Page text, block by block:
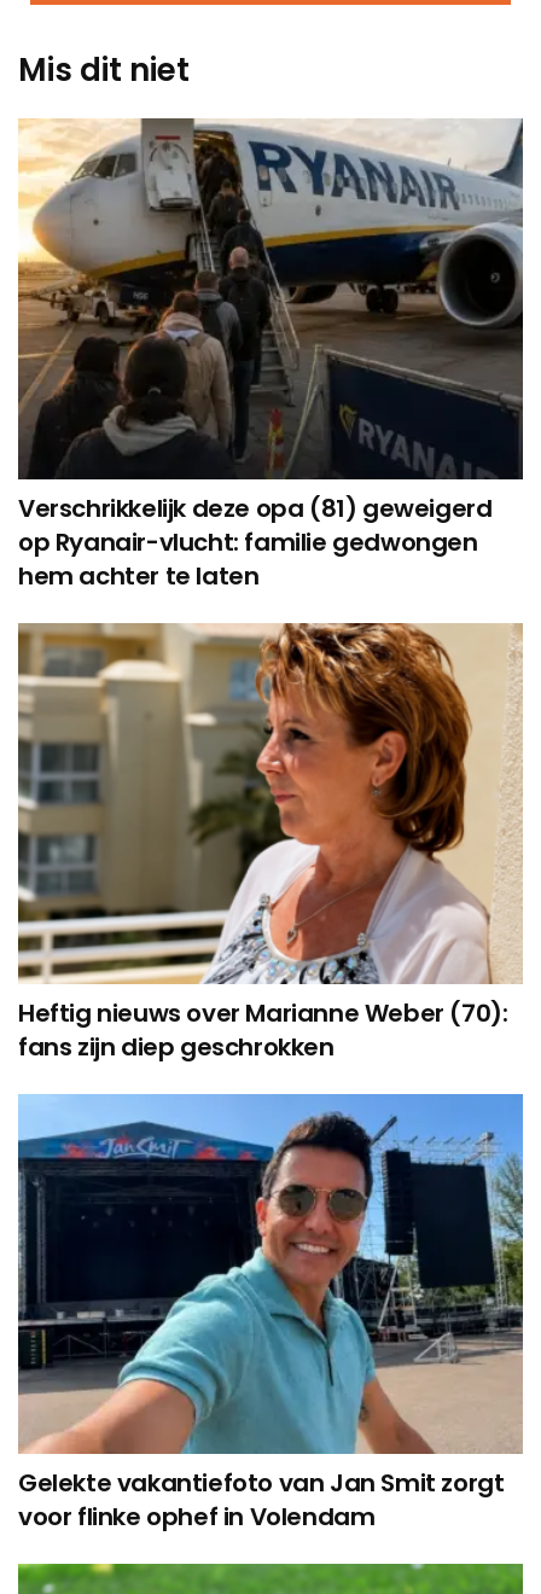
Mis dit niet
Verschrikkelijk deze opa (81) geweigerd
op Ryanair-vlucht: familie gedwongen
hem achter te laten
Heftig nieuws over Marianne Weber (70):
fans zijn diep geschrokken
Gelekte vakantiefoto van Jan Smit zorgt
voor flinke ophef in Volendam